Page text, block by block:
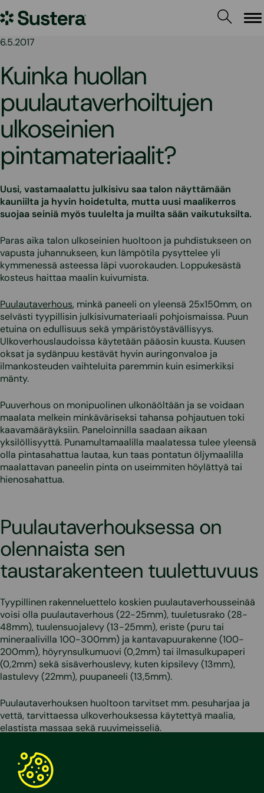
sisältöön
Sustera
6.5.2017
Kuinka huollan
puulautaverhoiltujen
ulkoseinien
pintamateriaalit?
Uusi, vastamaalattu julkisivu saa talon näyttämään
kauniilta ja hyvin hoidetulta, mutta uusi maalikerros
suojaa seiniä myös tuulelta ja muilta sään vaikutuksilta.
Paras aika talon ulkoseinien huoltoon ja puhdistukseen on
vapusta juhannukseen, kun lämpötila pysyttelee yli
kymmenessä asteessa läpi vuorokauden. Loppukesästä
kosteus haittaa maalin kuivumista.
Puulautaverhous, minkä paneeli on yleensä 25x150mm, on
selvästi tyypillisin julkisivumateriaali pohjoismaissa. Puun
etuina on edullisuus sekä ympäristöystävällisyys.
Ulkoverhouslaudoissa käytetään pääosin kuusta. Kuusen
oksat ja sydänpuu kestävät hyvin auringonvaloa ja
ilmankosteuden vaihteluita paremmin kuin esimerkiksi
mänty.
Puuverhous on monipuolinen ulkonäöltään ja se voidaan
maalata melkein minkäväriseksi tahansa pohjautuen toki
kaavamääräyksiin. Paneloinnilla saadaan aikaan
yksilöllisyyttä. Punamultamaalilla maalatessa tulee yleensä
olla pintasahattua lautaa, kun taas pontatun öljymaalilla
maalattavan paneelin pinta on useimmiten höylättyä tai
hienosahattua.
Puulautaverhouksessa on
olennaista sen
taustarakenteen tuulettuvuus
Tyypillinen rakenneluettelo koskien puulautaverhousseinää
voisi olla puulautaverhous (22-25mm), tuuletusrako (28-
48mm), tuulensuojalevy (13-25mm), eriste (puru tai
mineraalivilla 100-300mm) ja kantavapuurakenne (100-
200mm), höyrynsulkumuovi (0,2mm) tai ilmasulkupaperi
(0,2mm) sekä sisäverhouslevy, kuten kipsilevy (13mm),
lastulevy (22mm), puupaneeli (13,5mm).
Puulautaverhouksen huoltoon tarvitset mm. pesuharjaa ja
vettä, tarvittaessa ulkoverhouksessa käytettyä maalia,
elastista massaa sekä ruuvimeisseliä.
Suosittelemme: